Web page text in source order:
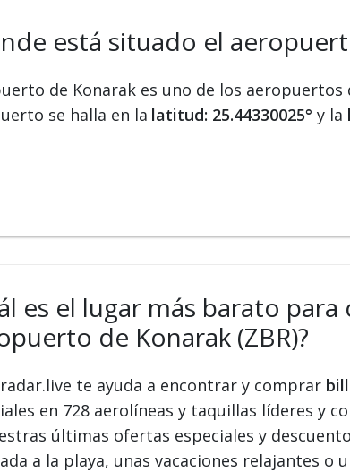
está situado el
de Konarak es uno de los aeropuertos
se halla en la latitud: 25.44330025° y la
es el lugar más barato
de Konarak (ZBR)?
te ayuda a encontrar y comprar
en 728 aerolíneas y taquillas líderes y
últimas ofertas especiales y
a la playa, unas vacaciones relajantes o